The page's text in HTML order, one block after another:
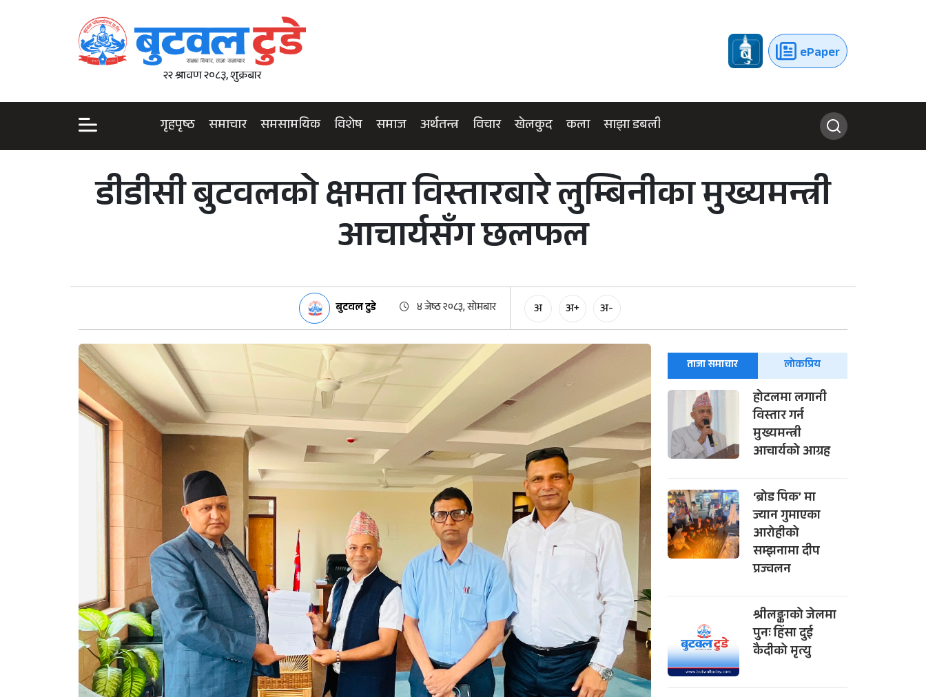
२२ श्रावण २०८३, शुक्रबार
ePaper
गृहपृष्ठ समाचार समसामयिक विशेष समाज अर्थतन्त्र विचार खेलकुद कला साझा डबली
डीडीसी बुटवलको क्षमता विस्तारबारे लुम्बिनीका मुख्यमन्त्री
आचार्यसँग छलफल
बुटवल टुडे ४ जेष्ठ २०८३, सोमबार अ अ+ अ-
ताजा समाचार लोकप्रिय
होटलमा लगानी
विस्तार गर्न
मुख्यमन्त्री
आचार्यको आग्रह
‘ब्रोड पिक’ मा
ज्यान गुमाएका
आरोहीको
सम्झनामा दीप
प्रज्वलन
श्रीलङ्काको जेलमा
पुनः हिंसा दुई
कैदीको मृत्यु